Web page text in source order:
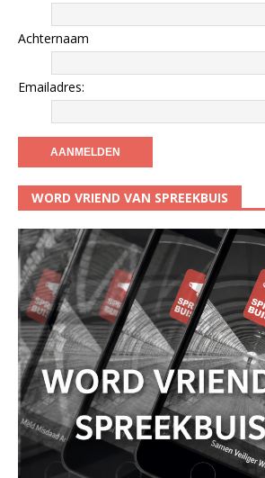
Achternaam
Emailadres:
WORD VRIEND VAN SPREEKBUIS